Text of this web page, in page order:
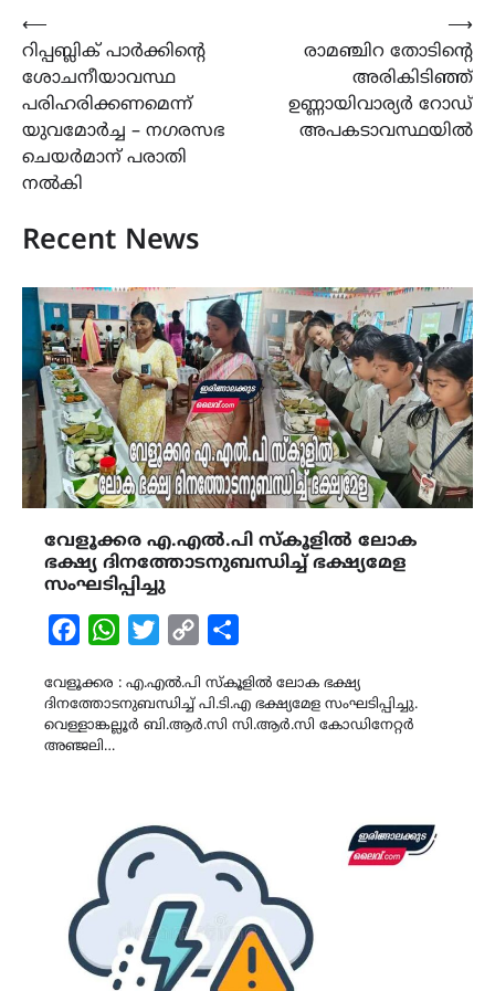
Post
navigation
⟵
റിപ്പബ്ലിക് പാർക്കിന്റെ
ശോചനീയാവസ്ഥ
പരിഹരിക്കണമെന്ന്
യുവമോർച്ച – നഗരസഭ
ചെയർമാന് പരാതി
നൽകി
രാമഞ്ചിറ തോടിന്‍റെ
അരികിടിഞ്ഞ്
ഉണ്ണായിവാര്യർ റോഡ്
അപകടാവസ്ഥയിൽ
⟶
Recent News
വേളൂക്കര എ.എൽ.പി സ്കൂളിൽ ലോക
ഭക്ഷ്യ ദിനത്തോടനുബന്ധിച്ച് ഭക്ഷ്യമേള
സംഘടിപ്പിച്ചു
FacebookWhatsAppTwitterCopy
വേളൂക്കര : എ.എൽ.പി സ്കൂളിൽ ലോക ഭക്ഷ്യ
ദിനത്തോടനുബന്ധിച്ച് പി.ടി.എ ഭക്ഷ്യമേള സംഘടിപ്പിച്ചു.
വെള്ളാങ്കല്ലൂർ ബി.ആർ.സി സി.ആർ.സി കോഡിനേറ്റർ
അഞ്ജലി…